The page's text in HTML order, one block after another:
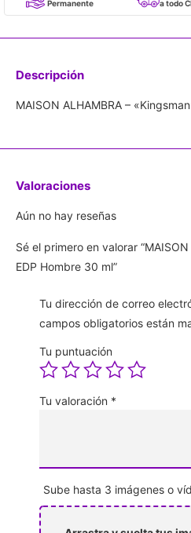
Permanente
a todo Chile
Descripción
MAISON ALHAMBRA –
Valoraciones
Aún no hay reseñas
Sé el primero en valorar
EDP Hombre 30 ml”
Tu dirección de correo
campos obligatorios están
Tu puntuación
Tu valoración *
Sube hasta 3 imágenes o